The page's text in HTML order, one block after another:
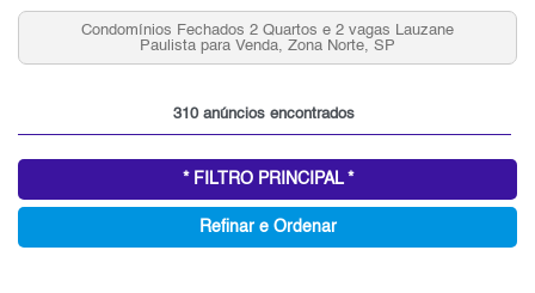
Lauzane
Aluguel de Apartamentos 2 quartos, Lauzane
Zona Norte, SP
310 anúncios encontrados
* FILTRO PRINCIPAL *
Refinar e Ordenar